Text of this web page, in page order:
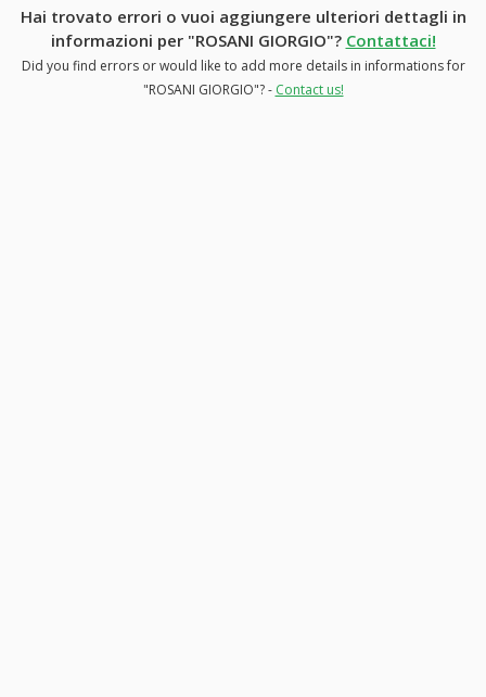
Hai trovato errori o vuoi aggiungere ulteriori dettagli in
informazioni per "ROSANI GIORGIO"? Contattaci!
Did you find errors or would like to add more details in informations for
"ROSANI GIORGIO"? - Contact us!